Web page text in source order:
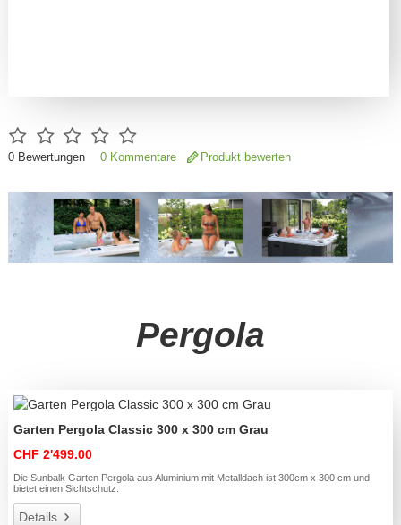
0Bewertungen 0 Kommentare Produkt bewerten
Pergola
Garten Pergola Classic 300 x 300 cm Grau
CHF 2'499.00
Die Sunbalk Garten Pergola aus Aluminium mit Metalldach ist 300cm x 300 cm und
bietet einen Sichtschutz.
Details